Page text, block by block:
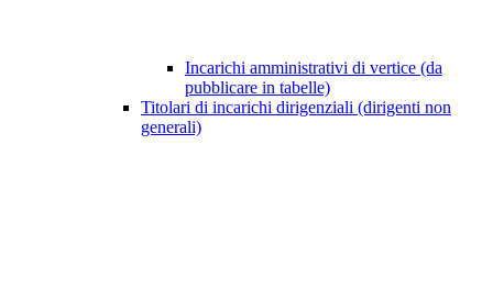
Incarichi amministrativi di vertice (da
pubblicare in tabelle)
Titolari di incarichi dirigenziali (dirigenti non
generali)